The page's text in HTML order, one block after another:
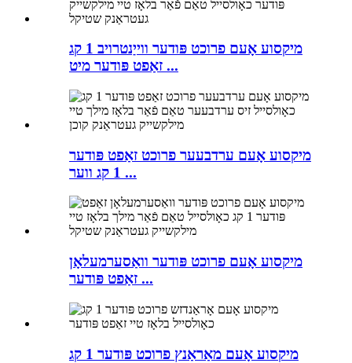
מיקסוע אָעם פרוכט פּודער ווייַנטרויב 1 קג
זאַפט פּודער מיט ...
מיקסוע אָעם ערדבעער פרוכט זאַפט פּודער
1 קג ווער ...
מיקסוע אָעם פרוכט פּודער וואַסערמעלאָן
זאַפט פּודער ...
מיקסוע אָעם מאַראַנץ פרוכט פּודער 1 קג